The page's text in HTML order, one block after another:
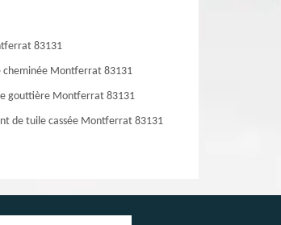
83131
cheminée Montferrat 83131
gouttière Montferrat 83131
de tuile cassée Montferrat 83131